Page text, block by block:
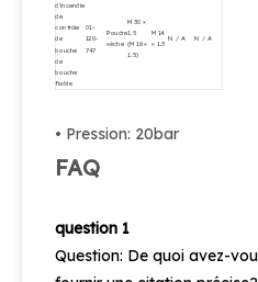
d'incendie
de
contrôle
de
bouche
de
bouche
fiable
01-
120-
747
Poudre
sèche
M30 ×
1.5
(M16 ×
1.5)
M14
× 1.5
N / A N / A
• Pression: 20bar
FAQ
question 1
Question: De quoi avez-